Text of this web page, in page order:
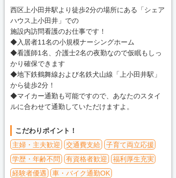
西区上小田井駅より徒歩2分の場所にある「シェア
ハウス上小田井」での
施設内訪問看護のお仕事です！
◆入居者11名の小規模ナーシングホーム
◆看護師1名、介護士2名の夜勤なので仮眠もしっ
かり確保できます
◆地下鉄鶴舞線および名鉄犬山線「上小田井駅」
から徒歩2分！
◆マイカー通勤も可能ですので、あなたのスタイ
ルに合わせて通勤していただけますよ。
こだわりポイント！
主婦・主夫歓迎
交通費支給
子育て両立応援
学歴・年齢不問
有資格者歓迎
福利厚生充実
経験者優遇
車・バイク通勤OK